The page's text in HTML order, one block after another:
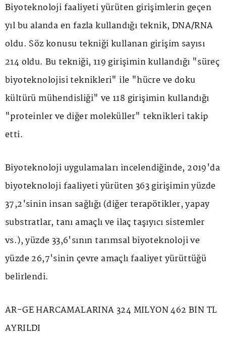
Biyoteknoloji faaliyeti yürüten girişimlerin geçen
yıl bu alanda en fazla kullandığı teknik, DNA/RNA
oldu. Söz konusu tekniği kullanan girişim sayısı
214 oldu. Bu tekniği, 119 girişimin kullandığı "süreç
biyoteknolojisi teknikleri" ile "hücre ve doku
kültürü mühendisliği" ve 118 girişimin kullandığı
"proteinler ve diğer moleküller" teknikleri takip
etti.
Biyoteknoloji uygulamaları incelendiğinde, 2019'da
biyoteknoloji faaliyeti yürüten 363 girişimin yüzde
37,2'sinin insan sağlığı (diğer terapötikler, yapay
substratlar, tanı amaçlı ve ilaç taşıyıcı sistemler
vs.), yüzde 33,6'sının tarımsal biyoteknoloji ve
yüzde 26,7'sinin çevre amaçlı faaliyet yürüttüğü
belirlendi.
AR-GE HARCAMALARINA 324 MİLYON 462 BİN TL
AYRILDI